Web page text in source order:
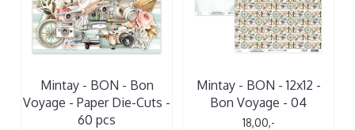
Mintay - BON - Bon
Voyage - Paper Die-Cuts -
60 pcs
Mintay - BON - 12x12 -
Bon Voyage - 04
18,00,-